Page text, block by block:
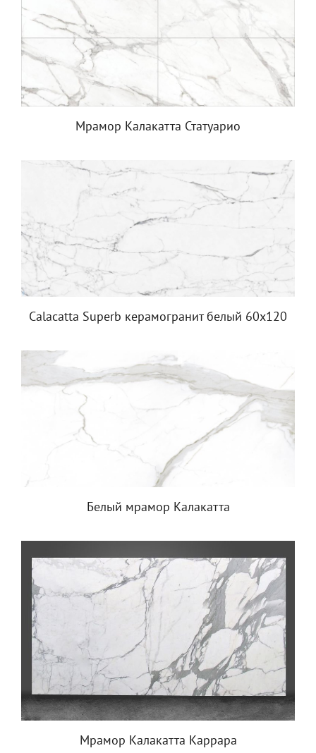
Мрамор Калакатта Статуарио
Calacatta Superb керамогранит белый 60x120
Белый мрамор Калакатта
Мрамор Калакатта Каррара